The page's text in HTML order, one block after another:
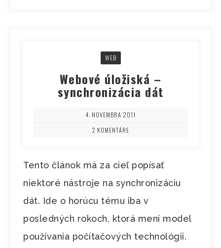
WEB
Webové úložiská –
synchronizácia dát
4. NOVEMBRA 2011
2 KOMENTÁRE
Tento článok má za cieľ popísať
niektoré nástroje na synchronizáciu
dát. Ide o horúcu tému iba v
posledných rokoch, ktorá mení model
používania počítačových technológii.